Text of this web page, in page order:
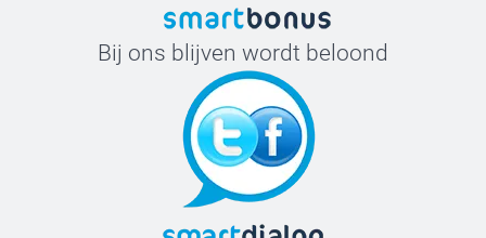
Slabbetje met bedrukking
Bij ons blijven wordt beloond